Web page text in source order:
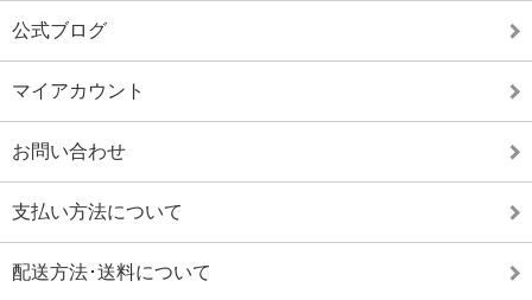
公式ブログ
マイアカウント
お問い合わせ
支払い方法について
配送方法･送料について